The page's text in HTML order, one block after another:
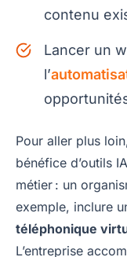
contenu
Lancer un
l’
Pour aller plus
bénéfice d’outils
métier : un
exemple, inclure
téléphonique
L’entreprise